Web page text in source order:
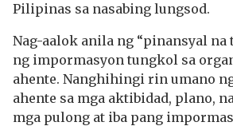
Pilipinas sa nasabing lungsod.
Nag-aalok anila ng “pinansyal
ng impormasyon tungkol sa
ahente. Nanghihingi rin umano
ahente sa mga aktibidad, plano,
mga pulong at iba pang